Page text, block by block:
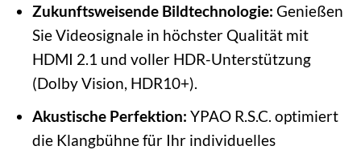
Zukunftsweisende Bildtechnologie: Genießen
Sie Videosignale in höchster Qualität mit
HDMI 2.1 und voller HDR-Unterstützung
(Dolby Vision, HDR10+).
Akustische Perfektion: YPAO R.S.C. optimiert
die Klangbühne für Ihr individuelles